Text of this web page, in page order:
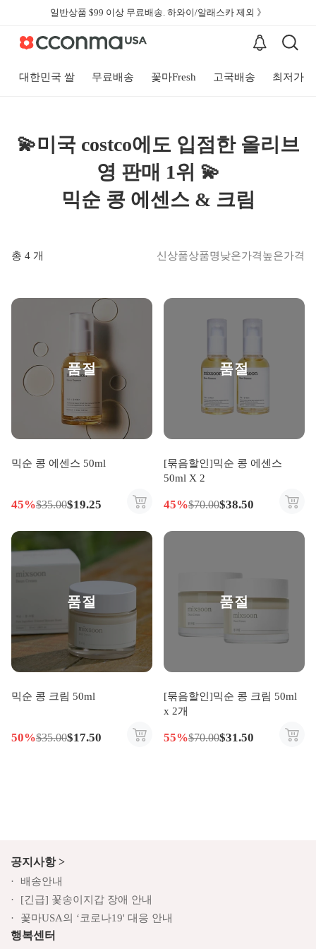
일반상품 $99 이상 무료배송. 하와이/알래스카 제외 》
대한민국 쌀 무료배송 꽃마Fresh 고국배송 최저가
💫미국 costco에도 입점한 올리브
영 판매 1위 💫
믹순 콩 에센스 & 크림
총 4 개 신상품상품명낮은가격높은가격
품절
믹순 콩 에센스 50ml
45%$35.00$19.25
품절
[묶음할인]믹순 콩 에센스
50ml X 2
45%$70.00$38.50
품절
믹순 콩 크림 50ml
50%$35.00$17.50
품절
[묶음할인]믹순 콩 크림 50ml
x 2개
55%$70.00$31.50
공지사항 >
배송안내
[긴급] 꽃송이지갑 장애 안내
꽃마USA의 ‘코로나19' 대응 안내
행복센터